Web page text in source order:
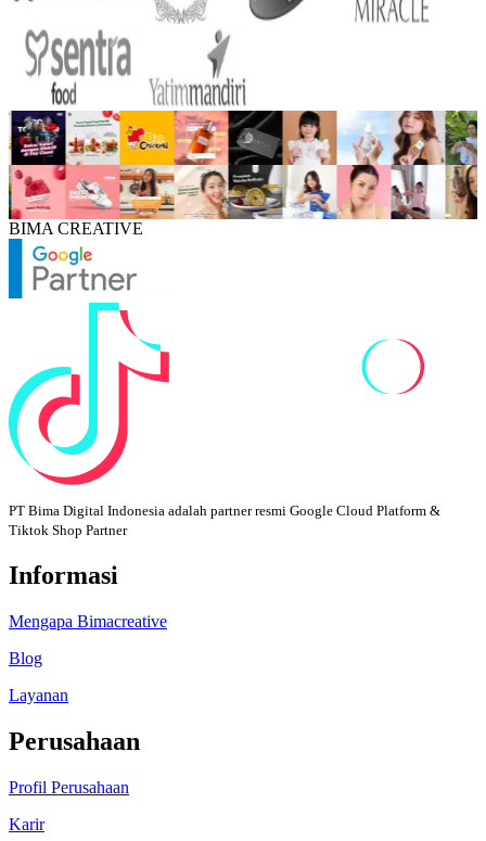
BIMA CREATIVE
PT Bima Digital Indonesia adalah partner resmi Google Cloud Platform &
Tiktok Shop Partner
Informasi
Mengapa Bimacreative
Blog
Layanan
Perusahaan
Profil Perusahaan
Karir